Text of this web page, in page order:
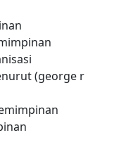
(george r